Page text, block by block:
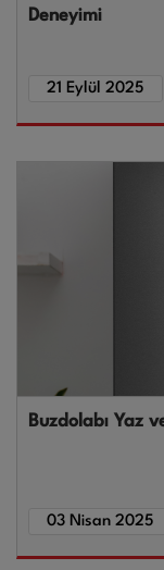
Deneyimi
21 Eylül 2025
Buzdolabı Yaz
03 Nisan 2025